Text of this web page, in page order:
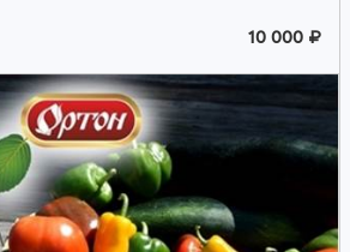
10 000 ₽